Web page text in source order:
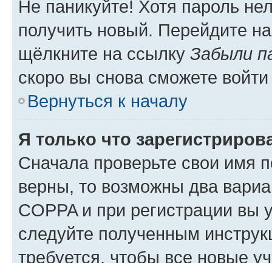
Не паникуйте! Хотя пароль
получить новый. Перейдите
щёлкните на ссылку Забыли
скоро вы снова сможете
Вернуться к началу
Я только что
Сначала проверьте свои имя
верны, то возможны два
COPPA и при регистрации вы
следуйте полученным
требуется, чтобы все новые